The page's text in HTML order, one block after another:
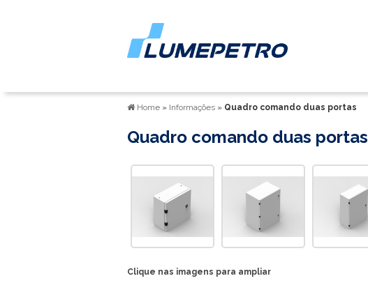
Home » Informações » Quadro comando duas portas
Quadro comando duas portas
Clique nas imagens para ampliar